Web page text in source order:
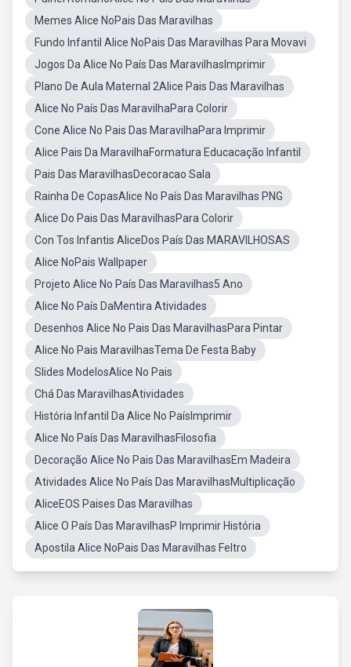
Memes Alice NoPais Das Maravilhas
Fundo Infantil Alice NoPais Das Maravilhas Para Movavi
Jogos Da Alice No País Das MaravilhasImprimir
Plano De Aula Maternal 2Alice Pais Das Maravilhas
Alice No País Das MaravilhaPara Colorir
Cone Alice No Pais Das MaravilhaPara Imprimir
Alice Pais Da MaravilhaFormatura Educacação Infantil
Pais Das MaravilhasDecoracao Sala
Rainha De CopasAlice No País Das Maravilhas PNG
Alice Do Pais Das MaravilhasPara Colorir
Con Tos Infantis AliceDos País Das MARAVILHOSAS
Alice NoPais Wallpaper
Projeto Alice No País Das Maravilhas5 Ano
Alice No País DaMentira Atividades
Desenhos Alice No Pais Das MaravilhasPara Pintar
Alice No Pais MaravilhasTema De Festa Baby
Slides ModelosAlice No Pais
Chá Das MaravilhasAtividades
História Infantil Da Alice No PaísImprimir
Alice No País Das MaravilhasFilosofia
Decoração Alice No Pais Das MaravilhasEm Madeira
Atividades Alice No País Das MaravilhasMultiplicação
AliceEOS Paises Das Maravilhas
Alice O País Das MaravilhasP Imprimir História
Apostila Alice NoPais Das Maravilhas Feltro